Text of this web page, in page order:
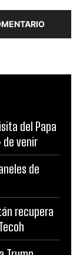
del Papa
de venir
de
recupera